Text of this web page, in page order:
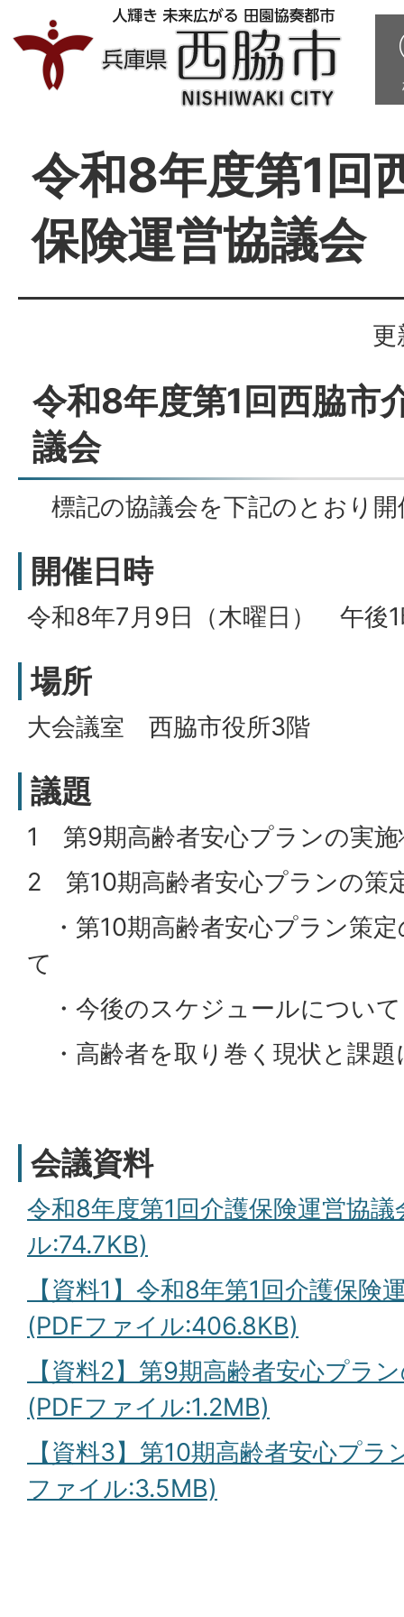
令和8年度第1回
保険運営協議会
更
令和8年度第1回西脇市
議会
標記の協議会を下記のとおり
開催日時
令和8年7月9日（木曜日） 午後
場所
大会議室 西脇市役所3階
議題
1 第9期高齢者安心プランの実
2 第10期高齢者安心プランの
・第10期高齢者安心プラン策
て
・今後のスケジュールについて
・高齢者を取り巻く現状と課題
会議資料
令和8年度第1回介護保険運営協
ル:74.7KB)
【資料1】令和8年第1回介護保険
(PDFファイル:406.8KB)
【資料2】第9期高齢者安心プラ
(PDFファイル:1.2MB)
【資料3】第10期高齢者安心プ
ファイル:3.5MB)